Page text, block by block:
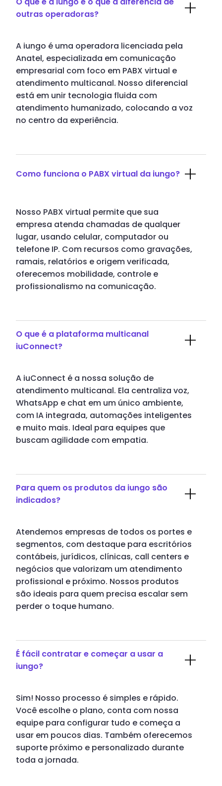
outras operadoras?
A iungo é uma operadora licenciada pela
Anatel, especializada em comunicação
empresarial com foco em PABX virtual e
atendimento multicanal. Nosso diferencial
está em unir tecnologia fluida com
atendimento humanizado, colocando a voz
no centro da experiência.
Como funciona o PABX virtual da iungo?
Nosso PABX virtual permite que sua
empresa atenda chamadas de qualquer
lugar, usando celular, computador ou
telefone IP. Com recursos como gravações,
ramais, relatórios e origem verificada,
oferecemos mobilidade, controle e
profissionalismo na comunicação.
O que é a plataforma multicanal
iuConnect?
A iuConnect é a nossa solução de
atendimento multicanal. Ela centraliza voz,
WhatsApp e chat em um único ambiente,
com IA integrada, automações inteligentes
e muito mais. Ideal para equipes que
buscam agilidade com empatia.
Para quem os produtos da iungo são
indicados?
Atendemos empresas de todos os portes e
segmentos, com destaque para escritórios
contábeis, jurídicos, clínicas, call centers e
negócios que valorizam um atendimento
profissional e próximo. Nossos produtos
são ideais para quem precisa escalar sem
perder o toque humano.
É fácil contratar e começar a usar a
iungo?
Sim! Nosso processo é simples e rápido.
Você escolhe o plano, conta com nossa
equipe para configurar tudo e começa a
usar em poucos dias. Também oferecemos
suporte próximo e personalizado durante
toda a jornada.